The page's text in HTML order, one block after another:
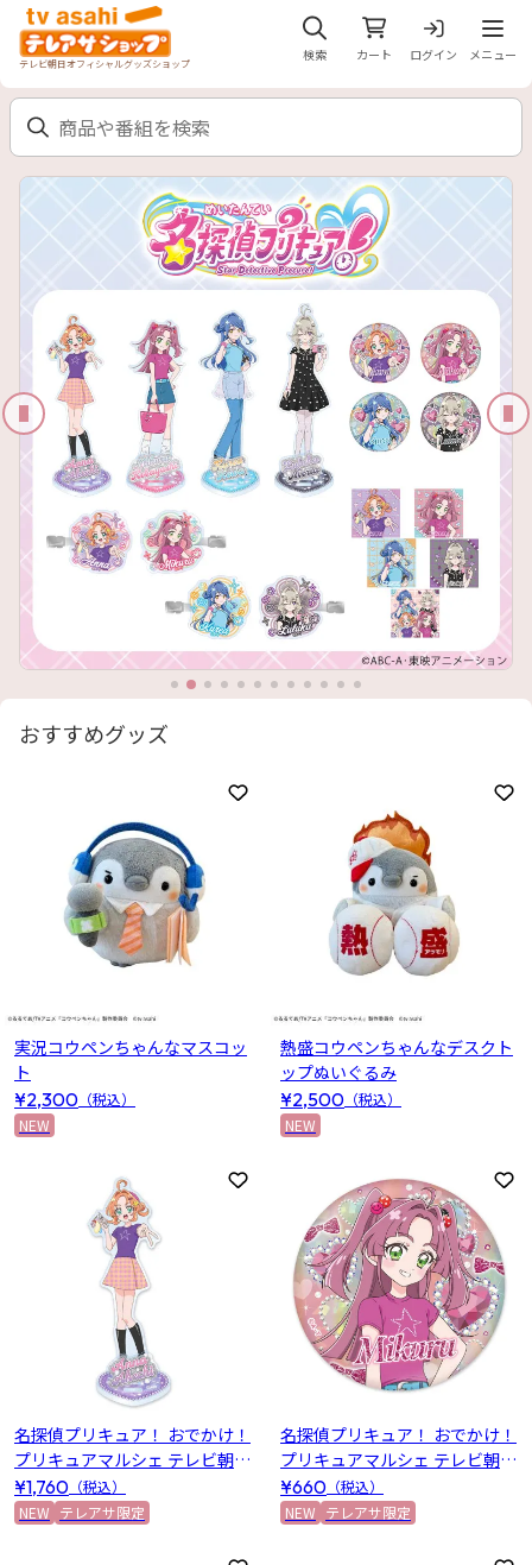
テレビ朝日オフィシャルグッズショップ
検索 カート ログイン
メニ
メニュー
前のスライド 次
おすすめグッズ
お気に入りに登録
実況コウペンちゃんなマスコッ
ト
¥2,300 （税込）
NEW
お
熱盛コウペンちゃんなデスクト
ップぬいぐるみ
¥2,500 （税込）
NEW
お気に入りに登録
名探偵プリキュア！ おでかけ！
プリキュアマルシェ テレビ朝日
限定 アクリルスタンド(明智あ
んな)
¥1,760 （税込）
NEW テレアサ限定
お
名探偵プリキュア！ おでかけ！
プリキュアマルシェ テレビ朝日
限定 ホログラム缶バッジ(小林
みくる)
¥660 （税込）
NEW テレアサ限定